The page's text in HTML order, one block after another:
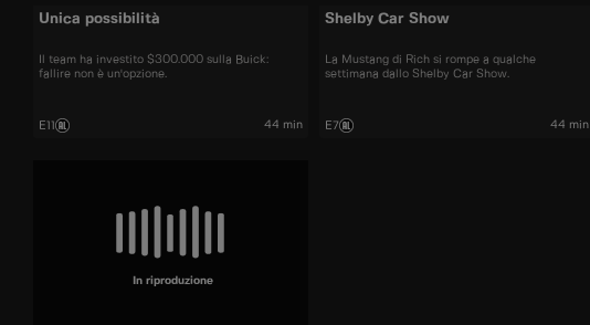
Unica possibilità
Il team ha investito $300.000 sulla Buick:
fallire non è un'opzione.
E11 44 min
Shelby Car Show
La Mustang di Rich si rompe a qualche
settimana dallo Shelby Car Show.
E7 44 min
In riproduzione